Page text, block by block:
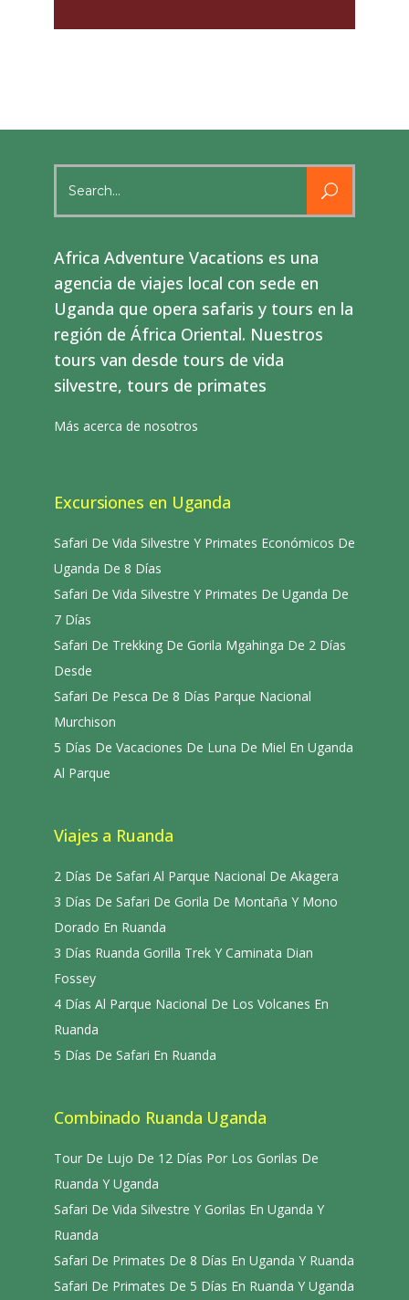
for:
Africa Adventure Vacations es una
agencia de viajes local con sede en
Uganda que opera safaris y tours en la
región de África Oriental. Nuestros
tours van desde tours de vida
silvestre, tours de primates
Más acerca de nosotros
Excursiones en Uganda
Safari De Vida Silvestre Y Primates Económicos De
Uganda De 8 Días
Safari De Vida Silvestre Y Primates De Uganda De
7 Días
Safari De Trekking De Gorila Mgahinga De 2 Días
Desde
Safari De Pesca De 8 Días Parque Nacional
Murchison
5 Días De Vacaciones De Luna De Miel En Uganda
Al Parque
Viajes a Ruanda
2 Días De Safari Al Parque Nacional De Akagera
3 Días De Safari De Gorila De Montaña Y Mono
Dorado En Ruanda
3 Días Ruanda Gorilla Trek Y Caminata Dian
Fossey
4 Días Al Parque Nacional De Los Volcanes En
Ruanda
5 Días De Safari En Ruanda
Combinado Ruanda Uganda
Tour De Lujo De 12 Días Por Los Gorilas De
Ruanda Y Uganda
Safari De Vida Silvestre Y Gorilas En Uganda Y
Ruanda
Safari De Primates De 8 Días En Uganda Y Ruanda
Safari De Primates De 5 Días En Ruanda Y Uganda